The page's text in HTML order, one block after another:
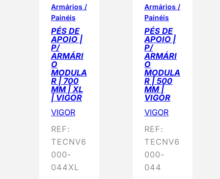
o
p
o
r
p
o
p
u
l
r
i
d
a
Armários /
Painéis
PÉS DE
APOIO |
P/
ARMÁRI
O
MODULA
R | 700
MM | XL
| VIGOR
VIGOR
REF:
TECNV6
000-
044XL
Armários /
Painéis
PÉS DE
APOIO |
P/
ARMÁRI
O
MODULA
R | 500
MM |
VIGOR
VIGOR
REF:
TECNV6
000-
044